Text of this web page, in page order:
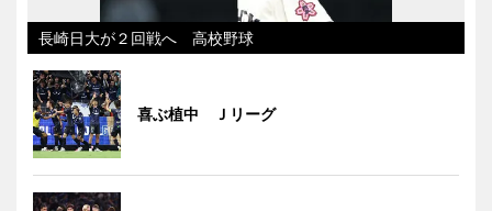
長崎日大が２回戦へ 高校野球
喜ぶ植中 Ｊリーグ